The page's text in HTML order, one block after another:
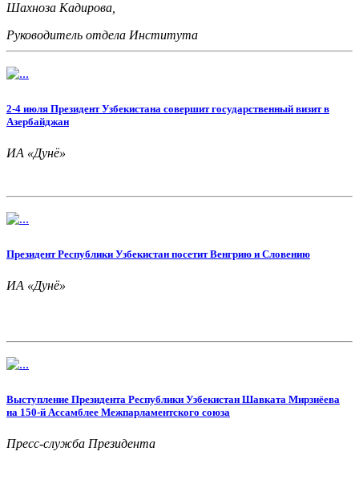
Шахноза Кадирова,
Руководитель отдела Института
2-4 июля Президент Узбекистана совершит государственный визит в
Азербайджан
ИА «Дунё»
Президент Республики Узбекистан посетит Венгрию и Словению
ИА «Дунё»
Выступление Президента Республики Узбекистан Шавката Мирзиёева
на 150-й Ассамблее Межпарламентского союза
Пресс-служба Президента